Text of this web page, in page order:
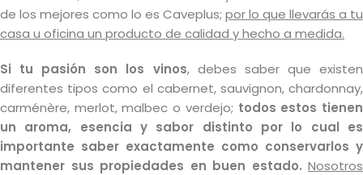
de los mejores como lo es Caveplus; por lo que llevarás a tu
casa u oficina un producto de calidad y hecho a medida.
Si tu pasión son los vinos, debes saber que existen
diferentes tipos como el cabernet, sauvignon, chardonnay,
carménère, merlot, malbec o verdejo; todos estos tienen
un aroma, esencia y sabor distinto por lo cual es
importante saber exactamente como conservarlos y
mantener sus propiedades en buen estado. Nosotros